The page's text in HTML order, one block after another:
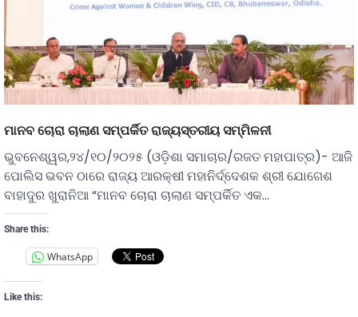
ମାନବ ଚୋରା ଚାଲାଣ ସମ୍ପର୍କିତ ରାଜ୍ୟସ୍ତରୀୟ ସମ୍ମିଳନୀ
ଭୁବନେଶ୍ୱର,୨୪/୧୦/୨୦୨୫ (ଓଡ଼ିଶା ସମାଚାର/ରଜତ ମହାପାତ୍ର)- ଆଜି
ପୋଲିସ ଭବନ ଠାରେ ରାଜ୍ୟ ଆରକ୍ଷୀ ମହାନିର୍ଦ୍ଦେଶକ ଶ୍ରୀ ଯୋଗେଶ
ବାହାଦୁର ଖୁରାନିଆ “ମାନବ ଚୋରା ଚାଲାଣ ସମ୍ପର୍କିତ ଏକ…
Share this:
WhatsApp
Like this: